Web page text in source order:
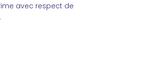
avec respect de